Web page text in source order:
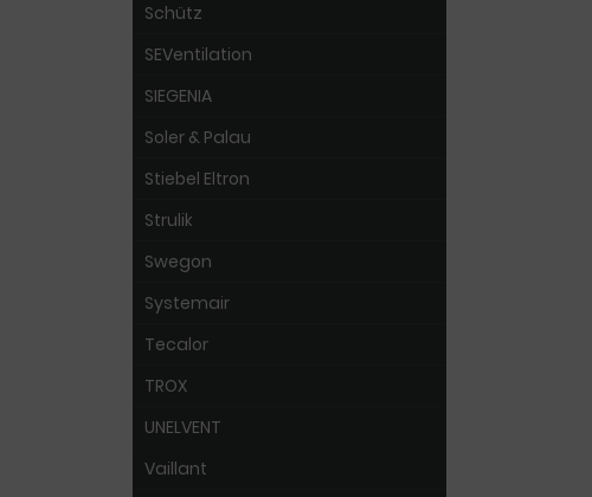
Schütz
SEVentilation
SIEGENIA
Soler & Palau
Stiebel Eltron
Strulik
Swegon
Systemair
Tecalor
TROX
UNELVENT
Vaillant